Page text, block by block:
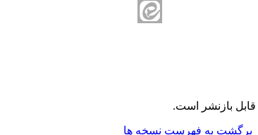
قابل بازنشر است.
برگشت به فهرست نسخه ها